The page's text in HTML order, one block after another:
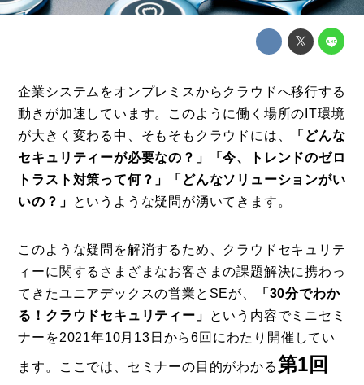
企業システムをオンプレミスからクラウドへ移行する
動きが加速しています。このように働く場所のIT環境
が大きく変わる中、そもそもクラウドには、
「どんな
セキュリティーが必要なの？」「今、トレンドのゼロ
トラスト対策って何？」「どんなソリューションがい
いの？」
というような疑問が湧いてきます。
このような疑問を解消するため、クラウドセキュリテ
ィーに関するさまざまなお客さまの課題解決に携わっ
てきたユニアデックスの営業とSEが、
「30分でわか
る！クラウドセキュリティー」
という内容でミニセミ
ナーを2021年10月13日から6回にわたり開催してい
ます。ここでは、セミナーの目的がわかる第1回